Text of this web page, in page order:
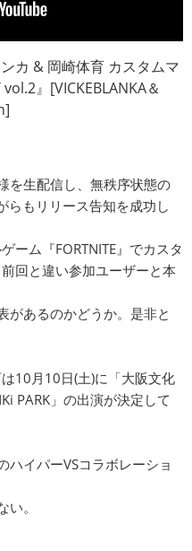
カ & 岡崎体育 カスタムマ
』[VICKEBLANKA＆
を生配信し、無秩序状態の
らもリリース告知を成功し
ーム『FORTNITE』でカスタ
回と違い参加ユーザーと本
があるのかどうか。是非と
10月10日(土)に「大阪文化
PARK」の出演が決定して
イパーVSコラボレーショ
。